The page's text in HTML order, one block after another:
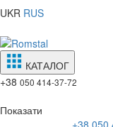
UKR RUS
КАТАЛОГ
+38 050 414-37-72
Показати
+38 050